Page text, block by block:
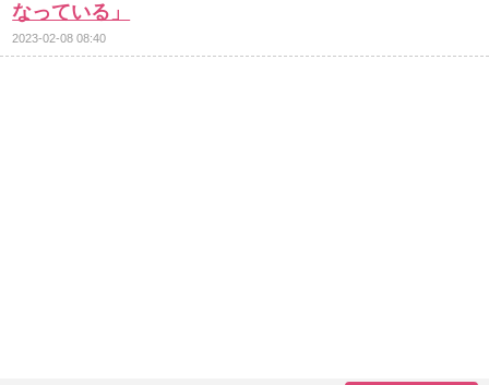
なっている」
2023-02-08 08:40